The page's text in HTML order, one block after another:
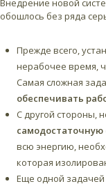
обошлось без ряда
Прежде всего,
нерабочее время,
Самая сложная
обеспечивать
С другой стороны,
самодостаточную
всю энергию,
которая
Еще одной